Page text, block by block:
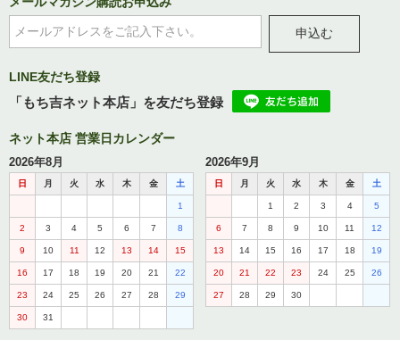
申込む
LINE友だち登録
「もち吉ネット本店」を友だち登録
ネット本店 営業日カレンダー
2026年8月
日 月 火 水 木 金 土
1
2 3 4 5 6 7 8
9 10 11 12 13 14 15
16 17 18 19 20 21 22
23 24 25 26 27 28 29
30 31
2026年9月
日 月 火 水 木 金 土
1 2 3 4 5
6 7 8 9 10 11 12
13 14 15 16 17 18 19
20 21 22 23 24 25 26
27 28 29 30